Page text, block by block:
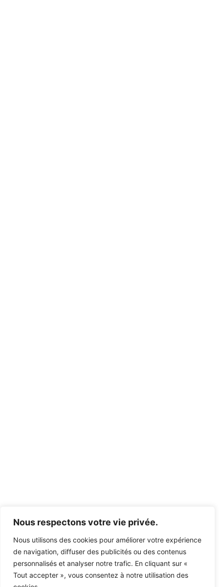
Nous respectons votre vie privée.
Nous utilisons des cookies pour améliorer votre expérience
de navigation, diffuser des publicités ou des contenus
personnalisés et analyser notre trafic. En cliquant sur «
Tout accepter », vous consentez à notre utilisation des